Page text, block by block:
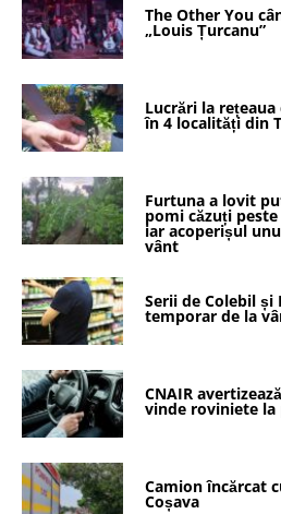
The Other You
„Louis Țurcanu”
Lucrări la rețeaua
în 4 localități din
Furtuna a lovit
pomi căzuți
iar acoperișul
vânt
Serii de Colebil și
temporar de la
CNAIR
vinde roviniete
Camion încărcat
Coșava